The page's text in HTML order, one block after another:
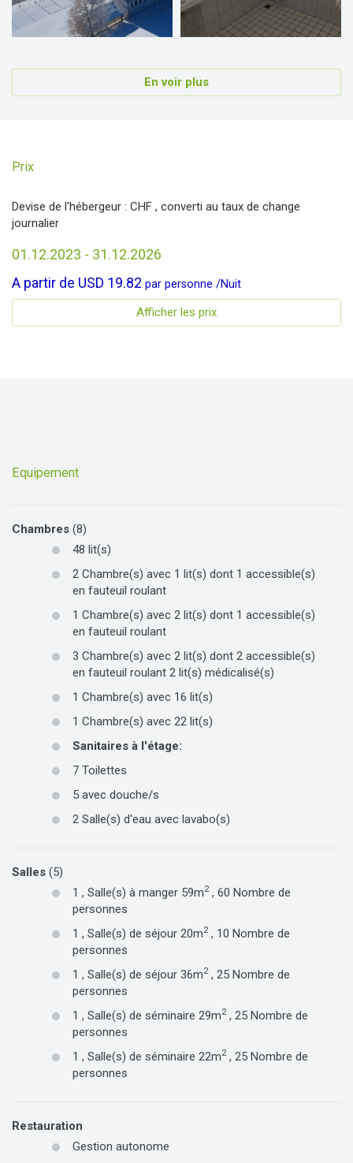
En voir plus
Prix
Devise de l'hébergeur : CHF , converti au taux de change
journalier
01.12.2023 - 31.12.2026
A partir de USD 19.82 par personne /Nuit
Afficher les prix
Equipement
Chambres (8)
48 lit(s)
2 Chambre(s) avec 1 lit(s) dont 1 accessible(s)
en fauteuil roulant
1 Chambre(s) avec 2 lit(s) dont 1 accessible(s)
en fauteuil roulant
3 Chambre(s) avec 2 lit(s) dont 2 accessible(s)
en fauteuil roulant 2 lit(s) médicalisé(s)
1 Chambre(s) avec 16 lit(s)
1 Chambre(s) avec 22 lit(s)
Sanitaires à l'étage:
7 Toilettes
5 avec douche/s
2 Salle(s) d'eau avec lavabo(s)
Salles (5)
1 , Salle(s) à manger 59m2 , 60 Nombre de
personnes
1 , Salle(s) de séjour 20m2 , 10 Nombre de
personnes
1 , Salle(s) de séjour 36m2 , 25 Nombre de
personnes
1 , Salle(s) de séminaire 29m2 , 25 Nombre de
personnes
1 , Salle(s) de séminaire 22m2 , 25 Nombre de
personnes
Restauration
Gestion autonome